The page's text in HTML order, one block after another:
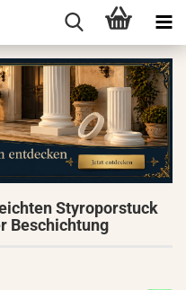
Styroporstuck
Beschichtung